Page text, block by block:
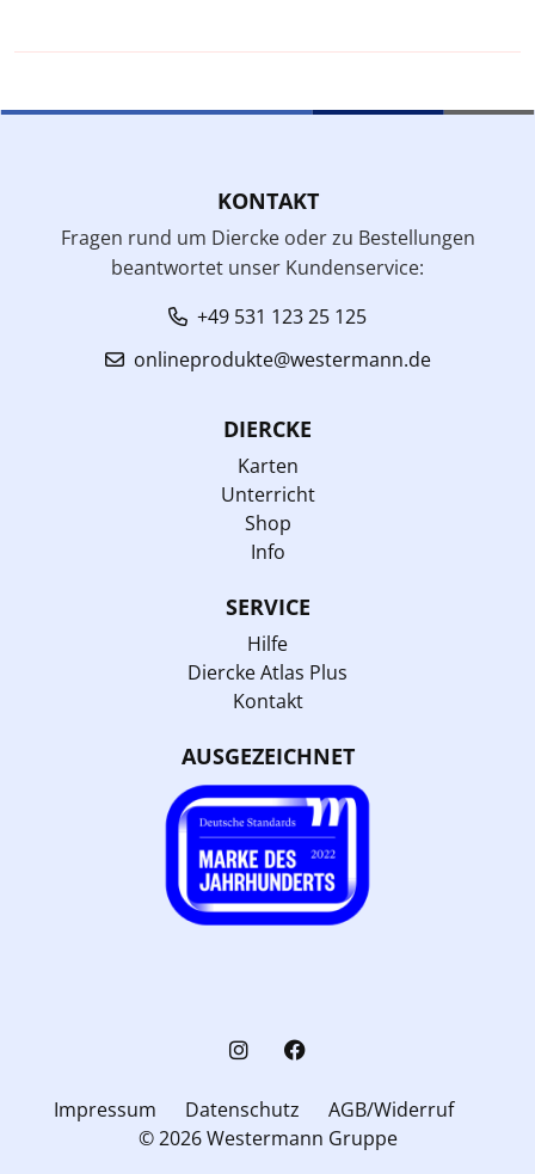
KONTAKT
Fragen rund um Diercke oder zu Bestellungen
beantwortet unser Kundenservice:
+49 531 123 25 125
onlineprodukte@westermann.de
DIERCKE
Karten
Unterricht
Shop
Info
SERVICE
Hilfe
Diercke Atlas Plus
Kontakt
AUSGEZEICHNET
Impressum Datenschutz
AGB/Widerruf
© 2026 Westermann Gruppe